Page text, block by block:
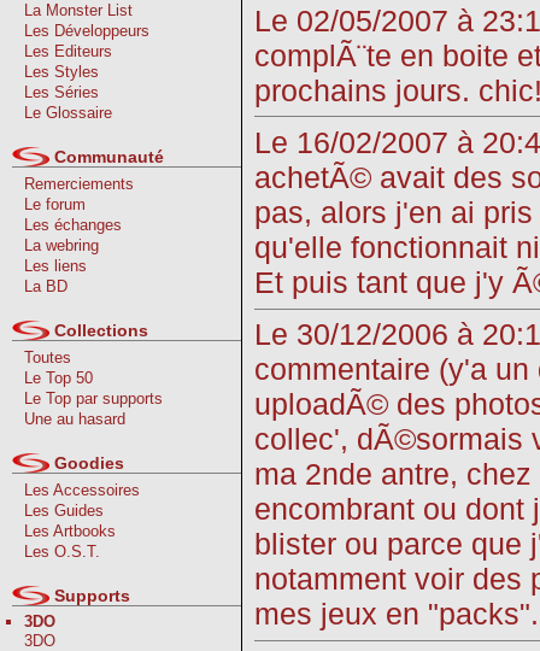
La Monster List
Les Développeurs
Les Editeurs
Les Styles
Les Séries
Le Glossaire
Communauté
Remerciements
Le forum
Les échanges
La webring
Les liens
La BD
Collections
Toutes
Le Top 50
Le Top par supports
Une au hasard
Goodies
Les Accessoires
Les Guides
Les Artbooks
Les O.S.T.
Supports
3DO
3DO
Le 02/05/2007 à
complÃ¨te en boite
prochains jours.
Le 16/02/2007 à
achetÃ© avait des
pas, alors j'en ai
qu'elle fonctionnait
Et puis tant que j'y
Le 30/12/2006 à
commentaire (y'a
uploadÃ© des
collec', dÃ©sormais
ma 2nde antre,
encombrant ou
blister ou parce que
notamment voir des
mes jeux en